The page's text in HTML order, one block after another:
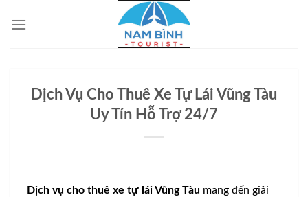
qua
Dịch Vụ Cho Thuê Xe Tự Lái Vũng Tàu
Uy Tín Hỗ Trợ 24/7
Dịch vụ cho thuê xe tự lái Vũng Tàu mang đến giải